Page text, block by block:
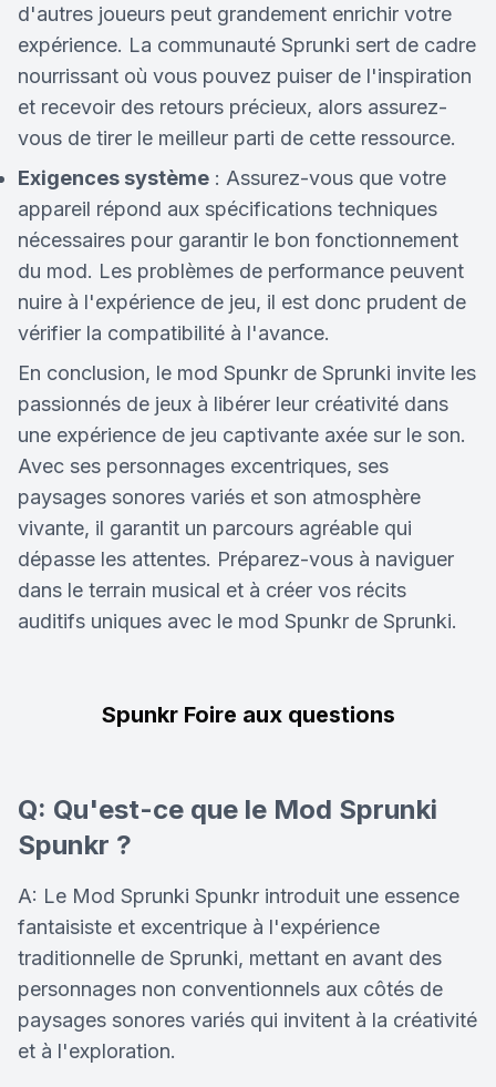
d'autres joueurs peut grandement enrichir votre
expérience. La communauté Sprunki sert de cadre
nourrissant où vous pouvez puiser de l'inspiration
et recevoir des retours précieux, alors assurez-
vous de tirer le meilleur parti de cette ressource.
Exigences système : Assurez-vous que votre
appareil répond aux spécifications techniques
nécessaires pour garantir le bon fonctionnement
du mod. Les problèmes de performance peuvent
nuire à l'expérience de jeu, il est donc prudent de
vérifier la compatibilité à l'avance.
En conclusion, le mod Spunkr de Sprunki invite les
passionnés de jeux à libérer leur créativité dans
une expérience de jeu captivante axée sur le son.
Avec ses personnages excentriques, ses
paysages sonores variés et son atmosphère
vivante, il garantit un parcours agréable qui
dépasse les attentes. Préparez-vous à naviguer
dans le terrain musical et à créer vos récits
auditifs uniques avec le mod Spunkr de Sprunki.
Spunkr Foire aux questions
Q: Qu'est-ce que le Mod Sprunki
Spunkr ?
A: Le Mod Sprunki Spunkr introduit une essence
fantaisiste et excentrique à l'expérience
traditionnelle de Sprunki, mettant en avant des
personnages non conventionnels aux côtés de
paysages sonores variés qui invitent à la créativité
et à l'exploration.